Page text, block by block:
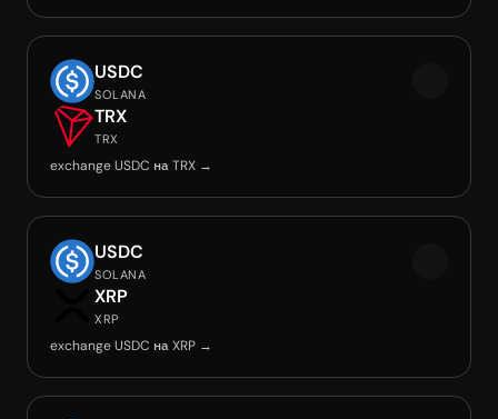
USDC
SOLANA
TRX
TRX
exchange USDC на TRX →
USDC
SOLANA
XRP
XRP
exchange USDC на XRP →